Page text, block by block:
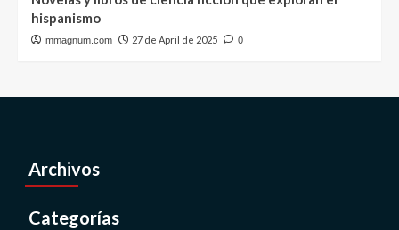
hispanismo
mmagnum.com 27 de April de 2025 0
Archivos
Categorías